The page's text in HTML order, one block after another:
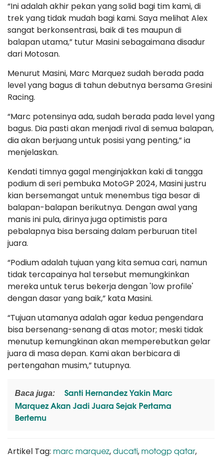
“Ini adalah akhir pekan yang solid bagi tim kami, di
trek yang tidak mudah bagi kami. Saya melihat Alex
sangat berkonsentrasi, baik di tes maupun di
balapan utama,” tutur Masini sebagaimana disadur
dari Motosan.
Menurut Masini, Marc Marquez sudah berada pada
level yang bagus di tahun debutnya bersama Gresini
Racing.
“Marc potensinya ada, sudah berada pada level yang
bagus. Dia pasti akan menjadi rival di semua balapan,
dia akan berjuang untuk posisi yang penting,” ia
menjelaskan.
Kendati timnya gagal menginjakkan kaki di tangga
podium di seri pembuka MotoGP 2024, Masini justru
kian bersemangat untuk menembus tiga besar di
balapan-balapan berikutnya. Dengan awal yang
manis ini pula, dirinya juga optimistis para
pebalapnya bisa bersaing dalam perburuan titel
juara.
“Podium adalah tujuan yang kita semua cari, namun
tidak tercapainya hal tersebut memungkinkan
mereka untuk terus bekerja dengan 'low profile'
dengan dasar yang baik,” kata Masini.
“Tujuan utamanya adalah agar kedua pengendara
bisa bersenang-senang di atas motor; meski tidak
menutup kemungkinan akan memperebutkan gelar
juara di masa depan. Kami akan berbicara di
pertengahan musim,” tutupnya.
Baca juga:
Santi Hernandez Yakin Marc
Marquez Akan Jadi Juara Sejak Pertama
Bertemu
Artikel Tag: marc marquez,ducati, motogp qatar,